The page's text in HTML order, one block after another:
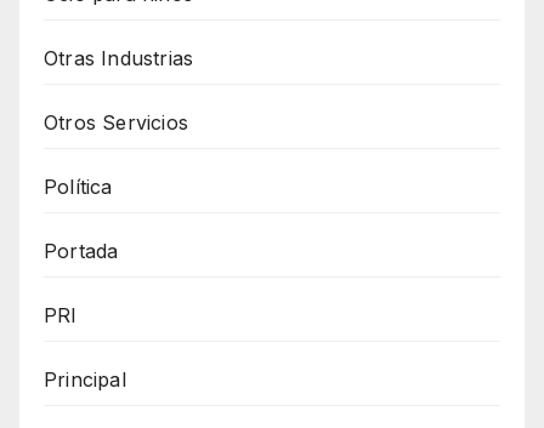
Otras Industrias
Otros Servicios
Política
Portada
PRI
Principal